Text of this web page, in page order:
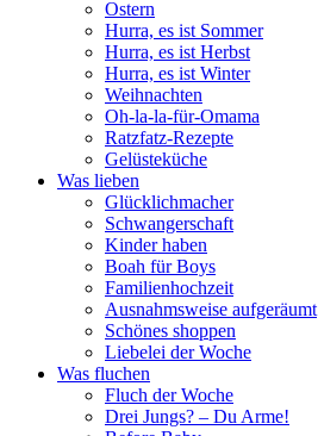
Ostern
Hurra, es ist Sommer
Hurra, es ist Herbst
Hurra, es ist Winter
Weihnachten
Oh-la-la-für-Omama
Ratzfatz-Rezepte
Gelüsteküche
Was lieben
Glücklichmacher
Schwangerschaft
Kinder haben
Boah für Boys
Familienhochzeit
Ausnahmsweise aufgeräumt
Schönes shoppen
Liebelei der Woche
Was fluchen
Fluch der Woche
Drei Jungs? – Du Arme!